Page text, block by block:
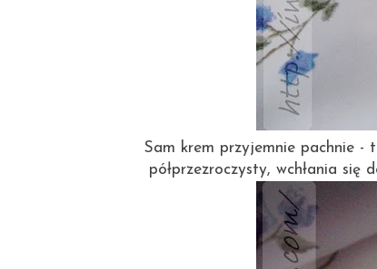
Sam krem przyjemnie pachnie -
półprzezroczysty, wchłania